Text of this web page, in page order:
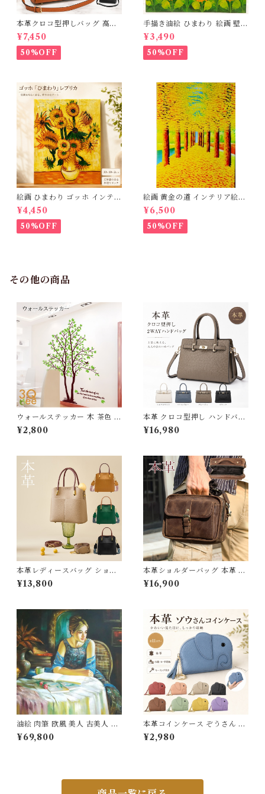
本革クロコ型押しバッグ 高品
質本革 牛革 クロコダイル型押
し ハンドバッグ ハンドメイド
本革鞄 ショルダーバック レデ
ィース 送料無料 母の日 2723
¥7,450
50%OFF
手描き油絵 ひまわり 絵画 壁掛
け インテリア 玄関 肉筆 風景
画 アートパネル モダン 【木枠
張り 40×30cm 送料無料】北
欧 おしゃれ アートフレーム 壁
Qee 341801_ee
¥3,490
50%OFF
絵画 ひまわり ゴッホ インテリ
ア絵画 油絵 複製画 レプリカ
模写 アートパネル インテリア
壁掛け 風景画 油絵 ポスター
アート アートパネル リビング
¥4,450
50%OFF
絵画 黄金の道 インテリア絵画
肉筆油絵 アートパネル インテ
リア 壁掛け 風景画 油絵 ポス
ター アート アートパネル リビ
ング 玄関 プレゼント モダン
¥6,500
50%OFF
その他の商品
ウォールステッカー 木 茶色 壁
紙 シール 賃貸OK はがせる 剥
がせる DIY 模様替え インテ
緑 爽やか 癒し 送料無料
¥2,800
本革 クロコ型押し ハンドバッ
グ 2way ショルダーバッグ レ
ディース 斜めがけ 高品質 牛革
通勤 通学 フォーマル ビジネス
上品 大人 小さめ 軽量 ギフト
プレゼント 母の日 3Qee 276
789_ee
¥16,980
本革レディースバッグ ショル
ダーバッグ ハンドバッグ 本革
ハンドメイド バッグ 送料無料
¥13,800
本革ショルダーバッグ 本革 大
容量 メンズ 牛革 オイルレザー
アウトドア 旅行 レジャー 本革
¥16,900
油絵 肉筆 欧風 美人 古美人 ヨ
ーロッパ アートパネル 一点も
の 60×90ｃｍ 内枠付 送料無
¥69,800
本革コインケース ぞうさん 5
色選べる 小銭入れ付き 普通鍵
収納 コインケース 牛革 財布
¥2,980